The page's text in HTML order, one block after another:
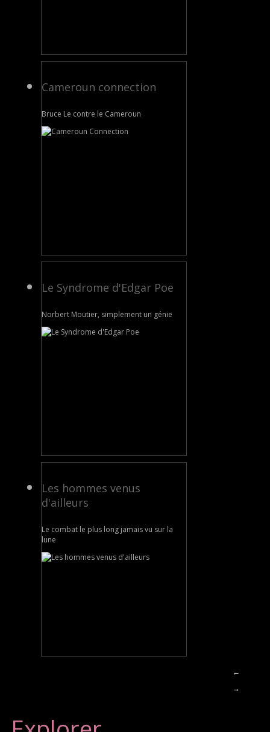
Cameroun connection
Bruce Le contre le Cameroun
Le Syndrome d'Edgar Poe
Norbert Moutier, simplement un génie
Les hommes venus
d'ailleurs
Le combat le plus long jamais vu sur la
lune
←
→